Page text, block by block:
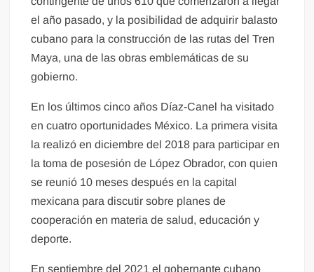
el año pasado, y la posibilidad de adquirir balasto
cubano para la construcción de las rutas del Tren
Maya, una de las obras emblemáticas de su
gobierno.
En los últimos cinco años Díaz-Canel ha visitado
en cuatro oportunidades México. La primera visita
la realizó en diciembre del 2018 para participar en
la toma de posesión de López Obrador, con quien
se reunió 10 meses después en la capital
mexicana para discutir sobre planes de
cooperación en materia de salud, educación y
deporte.
En septiembre del 2021 el gobernante cubano